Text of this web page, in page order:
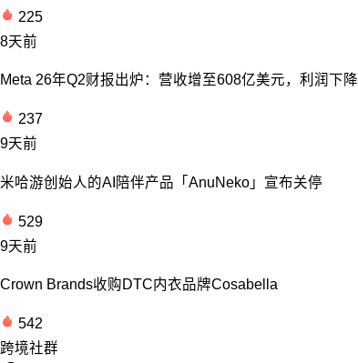
225
8天前
Meta 26年Q2财报出炉：营收增至608亿美元，利润下降
237
9天前
米哈游创始人的AI陪伴产品「AnuNeko」宣布关停
529
9天前
Crown Brands收购DTC内衣品牌Cosabella
542
跨境社群